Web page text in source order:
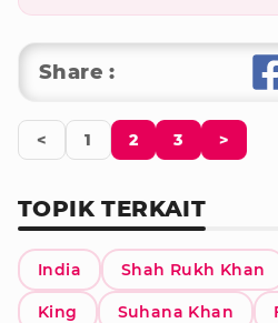
Share :
< 1 2 3 >
TOPIK TERKAIT
India Shah Rukh Khan
King Suhana Khan